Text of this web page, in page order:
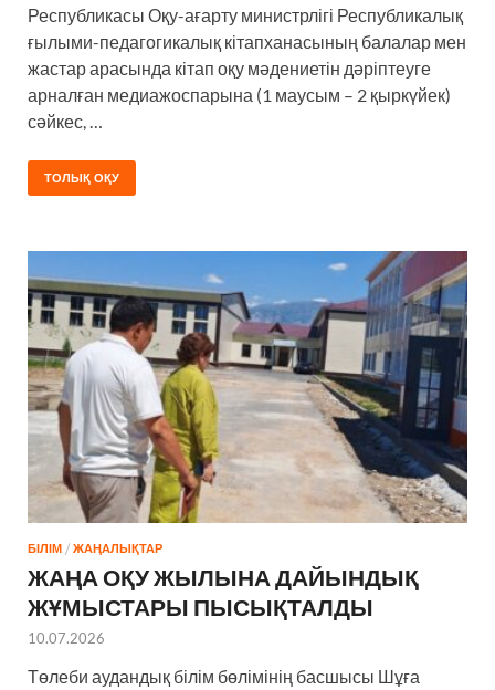
Республикасы Оқу-ағарту министрлігі Республикалық
ғылыми-педагогикалық кітапханасының балалар мен
жастар арасында кітап оқу мәдениетін дәріптеуге
арналған медиажоспарына (1 маусым – 2 қыркүйек)
сәйкес, …
ТОЛЫҚ ОҚУ
БІЛІМ / ЖАҢАЛЫҚТАР
ЖАҢА ОҚУ ЖЫЛЫНА ДАЙЫНДЫҚ
ЖҰМЫСТАРЫ ПЫСЫҚТАЛДЫ
10.07.2026
Төлеби аудандық білім бөлімінің басшысы Шұға